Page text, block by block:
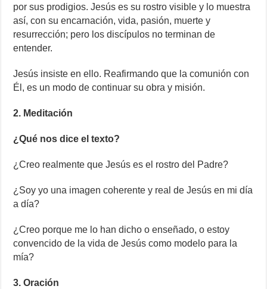
por sus prodigios. Jesús es su rostro visible y lo muestra
así, con su encarnación, vida, pasión, muerte y
resurrección; pero los discípulos no terminan de
entender.
Jesús insiste en ello. Reafirmando que la comunión con
Él, es un modo de continuar su obra y misión.
2. Meditación
¿Qué nos dice el texto?
¿Creo realmente que Jesús es el rostro del Padre?
¿Soy yo una imagen coherente y real de Jesús en mi día
a día?
¿Creo porque me lo han dicho o enseñado, o estoy
convencido de la vida de Jesús como modelo para la
mía?
3. Oración